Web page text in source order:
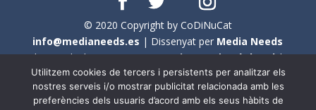
© 2020 Copyright by CoDiNuCat
info@medianeeds.es | Dissenyat per Media Needs
| Tots els drets reservats aCoDiNuCat |Avís legal|
Avís per cookies
En aquest web s'ha tingut en compte l'ús no sexista del
Utilitzem cookies de tercers i persistents per analitzar els
nostres serveis i/o mostrar publicitat relacionada amb les
preferències dels usuaris d’acord amb els seus hàbits de